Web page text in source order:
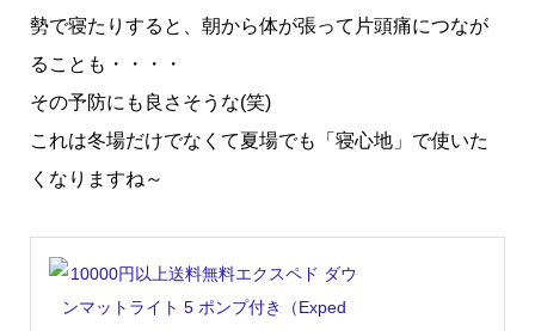
勢で寝たりすると、朝から体が張って片頭痛につなが
ることも・・・・
その予防にも良さそうな(笑)
これは冬場だけでなくて夏場でも「寝心地」で使いた
くなりますね～